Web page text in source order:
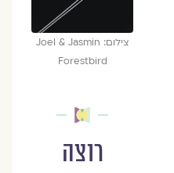
צילום: Joel & Jasmin
Forestbird
רוצה